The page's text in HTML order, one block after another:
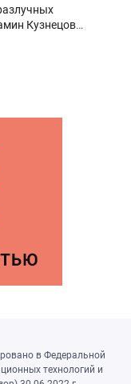
Кузнецов
в Федеральной
технологий и